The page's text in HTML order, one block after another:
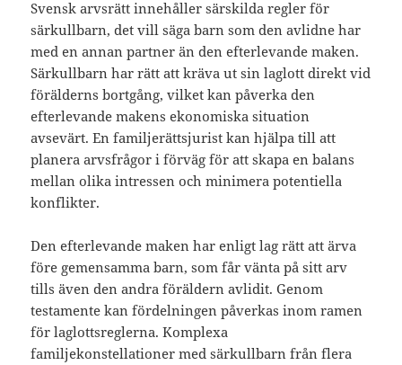
Svensk arvsrätt innehåller särskilda regler för
särkullbarn, det vill säga barn som den avlidne har
med en annan partner än den efterlevande maken.
Särkullbarn har rätt att kräva ut sin laglott direkt vid
förälderns bortgång, vilket kan påverka den
efterlevande makens ekonomiska situation
avsevärt. En familjerättsjurist kan hjälpa till att
planera arvsfrågor i förväg för att skapa en balans
mellan olika intressen och minimera potentiella
konflikter.
Den efterlevande maken har enligt lag rätt att ärva
före gemensamma barn, som får vänta på sitt arv
tills även den andra föräldern avlidit. Genom
testamente kan fördelningen påverkas inom ramen
för laglottsreglerna. Komplexa
familjekonstellationer med särkullbarn från flera